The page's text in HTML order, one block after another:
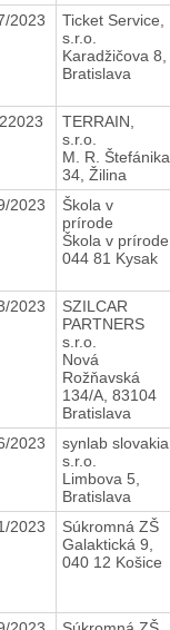
2023
Ticket Service,
s.r.o.
Karadžičova 8,
Bratislava
TERRAIN,
s.r.o.
M. R. Štefánika
34, Žilina
2023
Škola v
prírode
Škola v prírode
044 81 Kysak
2023
SZILCAR
PARTNERS
s.r.o.
Nová
Rožňavská
134/A, 83104
Bratislava
2023
synlab slovakia
s.r.o.
Limbova 5,
Bratislava
2023
Súkromná ZŠ
Galaktická 9,
040 12 Košice